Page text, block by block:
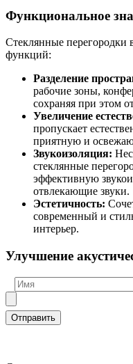
Функциональное
Стеклянные
функций:
Разделение
рабочие зоны,
сохраняя при этом
Увеличение
пропускает
приятную и
Звукоизоляция:
стеклянные
эффективную
отвлекающие звуки.
Эстетичность:
современный и
интерьер.
Улучшение
Отправить